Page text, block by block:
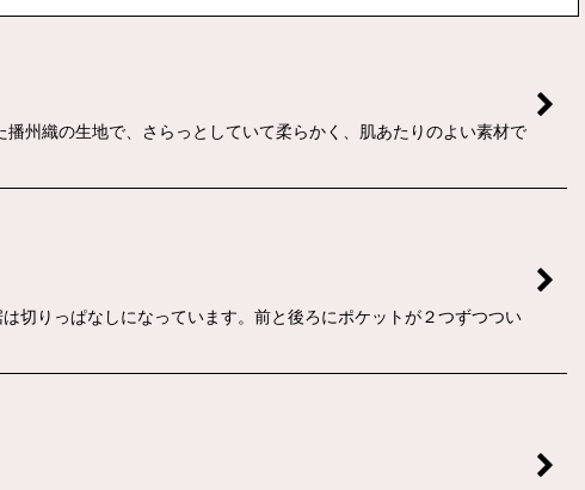
州織の生地で、さらっとしていて柔らかく、肌あたりのよい素材で
切りっぱなしになっています。前と後ろにポケットが２つずつつい